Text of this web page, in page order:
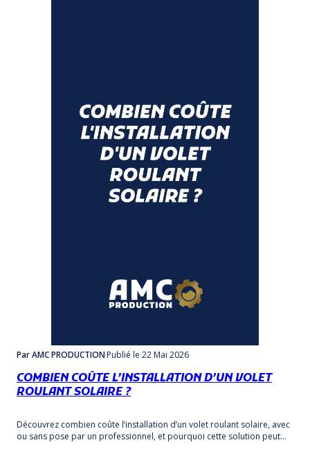
Par AMC PRODUCTIONPublié le 22 Mai 2026
COMBIEN COÛTE L’INSTALLATION D’UN VOLET
ROULANT SOLAIRE ?
Découvrez combien coûte l’installation d’un volet roulant solaire, avec
ou sans pose par un professionnel, et pourquoi cette solution peut